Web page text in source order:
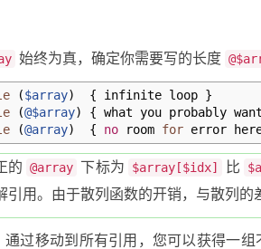
始终为真，确定你需要写的长度
($array) { infinite loop }
(@$array) { what you probably
(@array) { no room for error
的 @array 下标为 $array[$idx] 比
引用。由于散列函数的开销，与散列的
通过移动到所有引用，您可以获得一